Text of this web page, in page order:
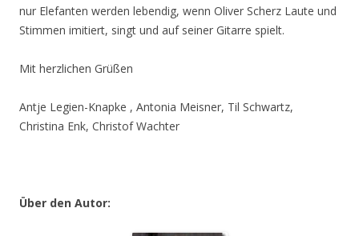
nur Elefanten werden lebendig, wenn Oliver Scherz Laute und
Stimmen imitiert, singt und auf seiner Gitarre spielt.
Mit herzlichen Grüßen
Antje Legien-Knapke , Antonia Meisner, Til Schwartz,
Christina Enk, Christof Wachter
Über den Autor: